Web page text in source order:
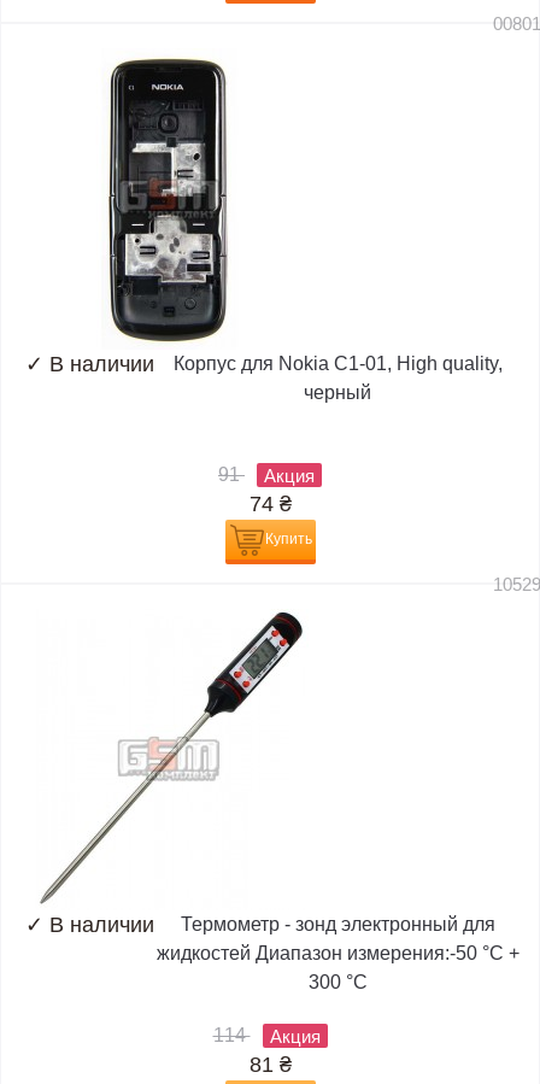
✓ В наличии
Корпус для Nokia C1-01, High quality,
черный
91 Акция
74 ₴
Купить
✓ В наличии
Термометр - зонд электронный для
жидкостей Диапазон измерения:-50 °C +
300 °C
114 Акция
81 ₴